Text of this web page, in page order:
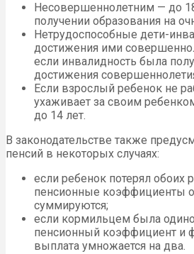
Несовершеннолетним — до
получении образования на
Нетрудоспособные дети-
достижения ими
если инвалидность была
достижения
Если взрослый ребенок не
ухаживает за своим
до 14 лет.
В законодательстве также
пенсий в некоторых случаях:
если ребенок потерял обоих
пенсионные коэффициенты
суммируются;
если кормильцем была
пенсионный коэффициент и
выплата умножается на два.